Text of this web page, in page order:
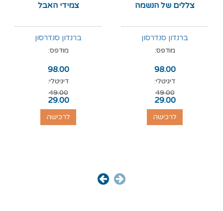
צללים של הנשמה
ברנדון סנדרסון
מודפס:
98.00
דיגיטלי:
49.00
29.00
לרכישה
צמידי האבל
ברנדון סנדרסון
מודפס:
98.00
דיגיטלי:
49.00
29.00
לרכישה